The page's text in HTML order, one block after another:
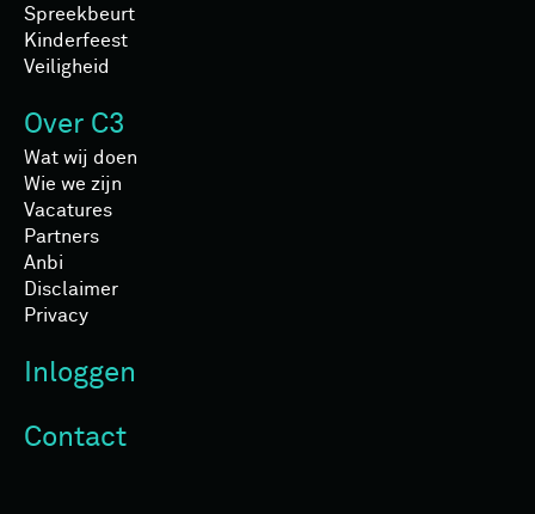
Spreekbeurt
Kinderfeest
Veiligheid
Over C3
Wat wij doen
Wie we zijn
Vacatures
Partners
Anbi
Disclaimer
Privacy
Inloggen
Contact